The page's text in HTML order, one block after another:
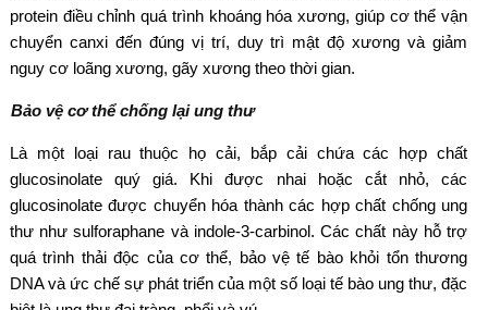
protein điều chỉnh quá trình khoáng hóa xương, giúp cơ thể vận
chuyển canxi đến đúng vị trí, duy trì mật độ xương và giảm
nguy cơ loãng xương, gãy xương theo thời gian.
Bảo vệ cơ thể chống lại ung thư
Là một loại rau thuộc họ cải, bắp cải chứa các hợp chất
glucosinolate quý giá. Khi được nhai hoặc cắt nhỏ, các
glucosinolate được chuyển hóa thành các hợp chất chống ung
thư như sulforaphane và indole-3-carbinol. Các chất này hỗ trợ
quá trình thải độc của cơ thể, bảo vệ tế bào khỏi tổn thương
DNA và ức chế sự phát triển của một số loại tế bào ung thư, đặc